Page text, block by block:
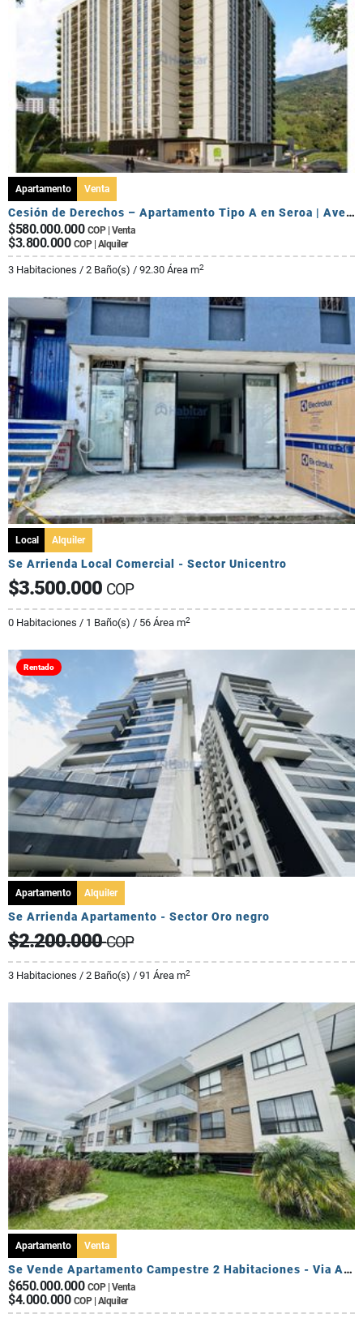
Apartamento Venta
Cesión de Derechos – Apartamento Tipo A en Seroa | Avenida Centenario
$580.000.000 COP | Venta
$3.800.000 COP | Alquiler
3 Habitaciones / 2 Baño(s) / 92.30 Área m2
Local Alquiler
Se Arrienda Local Comercial - Sector Unicentro
$3.500.000 COP
0 Habitaciones / 1 Baño(s) / 56 Área m2
Rentado
Apartamento Alquiler
Se Arrienda Apartamento - Sector Oro negro
$2.200.000COP
3 Habitaciones / 2 Baño(s) / 91 Área m2
Apartamento Venta
Se Vende Apartamento Campestre 2 Habitaciones - Via Al Caimo
$650.000.000 COP | Venta
$4.000.000 COP | Alquiler